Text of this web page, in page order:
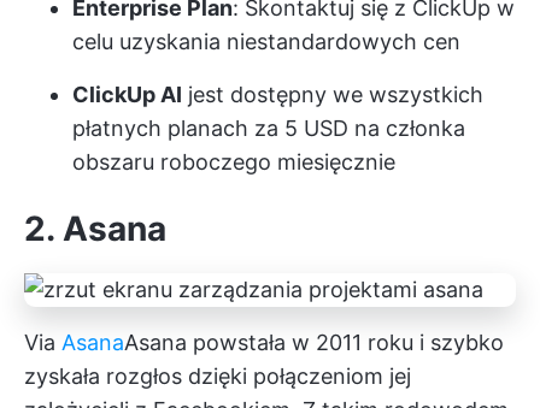
Enterprise Plan: Skontaktuj się z ClickUp w
celu uzyskania niestandardowych cen
ClickUp AI jest dostępny we wszystkich
płatnych planach za 5 USD na członka
obszaru roboczego miesięcznie
2. Asana
Via AsanaAsana powstała w 2011 roku i szybko
zyskała rozgłos dzięki połączeniom jej